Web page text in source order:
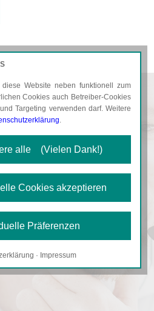
KARRIERE
Website neben funktionell zum
Cookies auch Betreiber-Cookies
Targeting verwenden darf. Weitere
.
alle (Vielen Dank!)
Cookies akzeptieren
Präferenzen
· Impressum